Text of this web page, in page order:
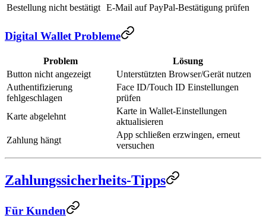
Bestellung nicht bestätigt E-Mail auf PayPal-Bestätigung prüfen
Digital Wallet Probleme
Problem
Lösung
Button nicht angezeigt
Unterstützten Browser/Gerät nutzen
Authentifizierung
fehlgeschlagen
Face ID/Touch ID Einstellungen
prüfen
Karte abgelehnt
Karte in Wallet-Einstellungen
aktualisieren
Zahlung hängt
App schließen erzwingen, erneut
versuchen
Zahlungssicherheits-Tipps
Für Kunden